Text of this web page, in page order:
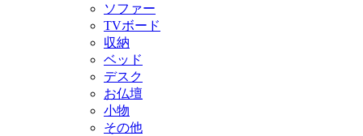
ソファー
TVボード
収納
ベッド
デスク
お仏壇
小物
その他